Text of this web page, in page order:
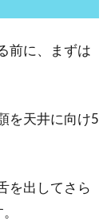
になる！乾燥
識は、悪いことで
のし過ぎはかえっ
前に、まずは
を天井に向け5
を出してさら